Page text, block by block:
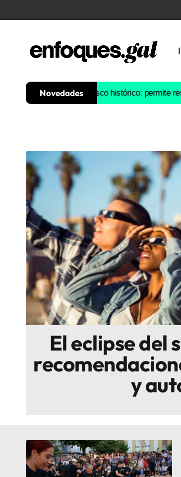
Histórica
Gastronomía
Escenarios
Sostenibilidad
Innova
Novedades
para su casco histórico: permite
El eclipse del
y